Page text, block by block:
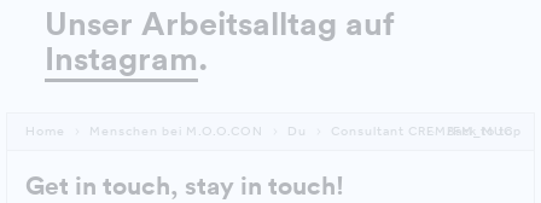
Unser Arbeitsalltag auf
Instagram.
Home Menschen bei M.O.O.CON Du Consultant CREM/FM_MUC
Back to top
Get in touch, stay in touch!